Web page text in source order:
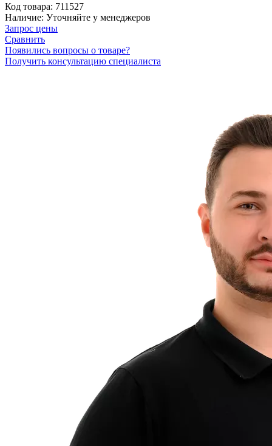
Код товара: 711527
Наличие: Уточняйте у менеджеров
Запрос цены
Сравнить
Появились вопросы о товаре?
Получить консультацию специалиста